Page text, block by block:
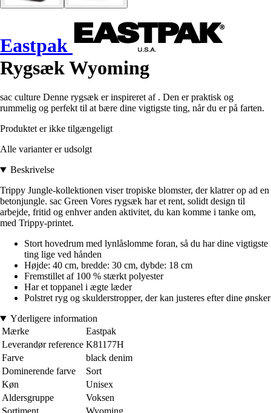
Eastpak
Rygsæk Wyoming
sac culture Denne rygsæk er inspireret af . Den er praktisk og
rummelig og perfekt til at bære dine vigtigste ting, når du er på farten.
Produktet er ikke tilgængeligt
Alle varianter er udsolgt
Beskrivelse
Trippy Jungle-kollektionen viser tropiske blomster, der klatrer op ad en
betonjungle. sac Green Vores rygsæk har et rent, solidt design til
arbejde, fritid og enhver anden aktivitet, du kan komme i tanke om,
med Trippy-printet.
Stort hovedrum med lynlåslomme foran, så du har dine vigtigste
ting lige ved hånden
Højde: 40 cm, bredde: 30 cm, dybde: 18 cm
Fremstillet af 100 % stærkt polyester
Har et toppanel i ægte læder
Polstret ryg og skulderstropper, der kan justeres efter dine ønsker
Yderligere information
Mærke
Eastpak
Leverandør reference K81177H
Farve
black denim
Dominerende farve
Sort
Køn
Unisex
Aldersgruppe
Voksen